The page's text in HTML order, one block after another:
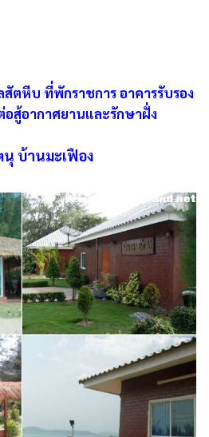
ตหีบ ที่พักราชการ อาคารรับรอง
สู้อากาศยานและรักษาฝั่ง
บ้านมะเฟือง